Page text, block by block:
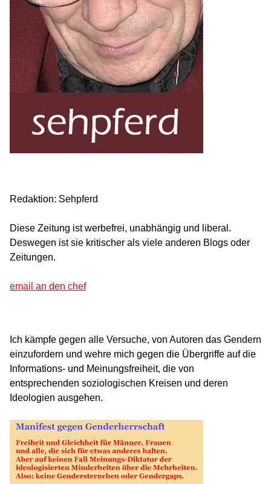
Redaktion: Sehpferd
Diese Zeitung ist werbefrei, unabhängig und liberal.
Deswegen ist sie kritischer als viele anderen Blogs oder
Zeitungen.
email an den chef
Ich kämpfe gegen alle Versuche, von Autoren das Gendern
einzufordern und wehre mich gegen die Übergriffe auf die
Informations- und Meinungsfreiheit, die von
entsprechenden soziologischen Kreisen und deren
Ideologien ausgehen.